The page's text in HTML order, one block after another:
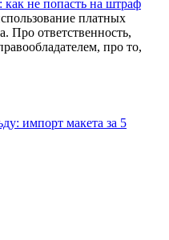
не попасть на штраф
платных
Про ответственность,
про то,